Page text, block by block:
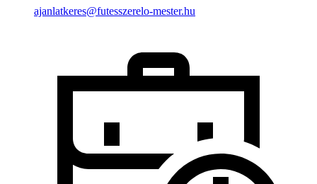
ajanlatkeres@futesszerelo-mester.hu